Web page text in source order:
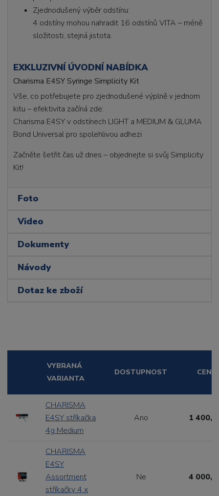
Zjednodušený výběr odstínu:
4 odstíny mohou nahradit 16 odstínů VITA – méně
složitosti, stejná jistota.
EXKLUZIVNÍ ÚVODNÍ NABÍDKA
Charisma E4SY Syringe Simplicity Kit
Vše, co potřebujete pro zjednodušené výplně v jednom
kitu – efektivita začíná zde:
Charisma E4SY v odstínech LIGHT a MEDIUM & GLUMA
Bond Universal pro spolehlivou adhezi
Začněte šetřit čas už dnes – objednejte si svůj Simplicity
Kit!
Foto
Video
Dokumenty
Návody
Dotaz ke zboží
VYBRANÁ
VARIANTA
DOSTUPNOST CENA
CHARISMA
E4SY stříkačka
4g Medium
Ano 1
CHARISMA
E4SY
Assortment
stříkačky 4 x
Ne 4